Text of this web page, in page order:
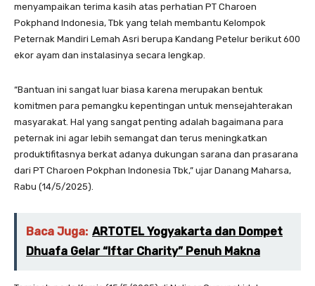
menyampaikan terima kasih atas perhatian PT Charoen
Pokphand Indonesia, Tbk yang telah membantu Kelompok
Peternak Mandiri Lemah Asri berupa Kandang Petelur berikut 600
ekor ayam dan instalasinya secara lengkap.
“Bantuan ini sangat luar biasa karena merupakan bentuk
komitmen para pemangku kepentingan untuk mensejahterakan
masyarakat. Hal yang sangat penting adalah bagaimana para
peternak ini agar lebih semangat dan terus meningkatkan
produktifitasnya berkat adanya dukungan sarana dan prasarana
dari PT Charoen Pokphan Indonesia Tbk,” ujar Danang Maharsa,
Rabu (14/5/2025).
Baca Juga: ARTOTEL Yogyakarta dan Dompet
Dhuafa Gelar “Iftar Charity” Penuh Makna